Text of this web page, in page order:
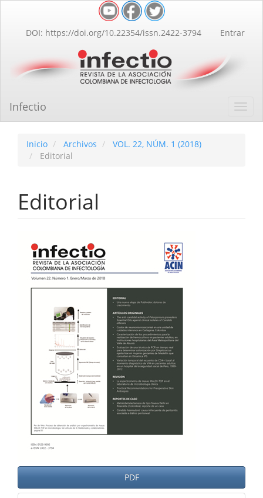
Contenido
principal
lateral
DOI: https://doi.org/10.22354/issn.2422-3794 Entrar
Infectio
Inicio Archivos
VOL. 22, NÚM. 1 (2018)
Editorial
Editorial
Barra
lateral
del
PDF